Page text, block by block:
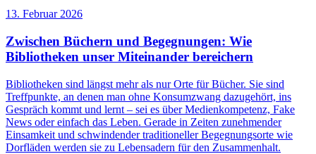
13. Februar 2026
Zwischen Büchern und Begegnungen: Wie
Bibliotheken unser Miteinander bereichern
Bibliotheken sind längst mehr als nur Orte für Bücher. Sie sind
Treffpunkte, an denen man ohne Konsumzwang dazugehört, ins
Gespräch kommt und lernt – sei es über Medienkompetenz, Fake
News oder einfach das Leben. Gerade in Zeiten zunehmender
Einsamkeit und schwindender traditioneller Begegnungsorte wie
Dorfläden werden sie zu Lebensadern für den Zusammenhalt.